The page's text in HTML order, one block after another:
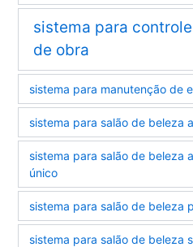
sistema para
de obra
sistema para manutenção de
sistema para salão de beleza
sistema para salão de beleza
único
sistema para salão de beleza
sistema para salão de beleza